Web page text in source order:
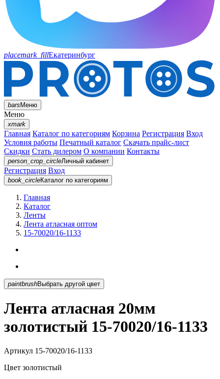
placemark_fillЕкатеринбург
barsМеню
Меню
xmark
Главная Каталог по категориям Корзина Регистрация Вход
Условия работы Печатный каталог Скачать прайс-лист
Скидки Стать дилером О компании Контакты
person_crop_circleЛичный кабинет
Регистрация Вход
book_circleКаталог по категориям
Главная
Каталог
Ленты
Лента атласная оптом
15-70020/16-1133
paintbrush Выбрать другой цвет
Лента атласная 20мм
золотистый 15-70020/16-1133
Артикул 15-70020/16-1133
Цвет золотистый